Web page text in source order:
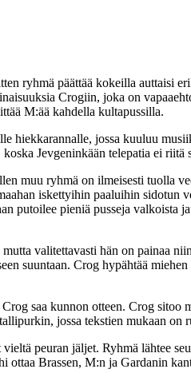
ryhmä päättää kokeilla auttaisi
Crogiin, joka on
M:ää kahdella kultapussilla.
hiekkarannalle, jossa kuuluu
Jevgeninkään telepatia ei riitä
muu ryhmä on ilmeisesti tuolla
iskettyihin paaluihin sidotun
putoilee pieniä pusseja valkoista
valitettavasti hän on painaa
suuntaan. Crog hypähtää
saa kunnon otteen. Crog
jossa tekstien mukaan
peuran jäljet. Ryhmä lähtee
ottaa Brassen, M:n ja Gardanin